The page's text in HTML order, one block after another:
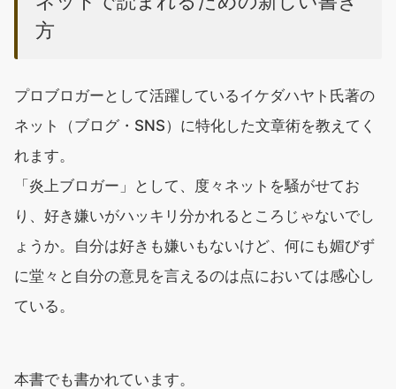
方
プロブロガーとして活躍しているイケダハヤト氏著の
ネット（ブログ・SNS）に特化した文章術を教えてく
れます。
「炎上ブロガー」として、度々ネットを騒がせてお
り、好き嫌いがハッキリ分かれるところじゃないでし
ょうか。自分は好きも嫌いもないけど、何にも媚びず
に堂々と自分の意見を言えるのは点においては感心し
ている。
本書でも書かれています。